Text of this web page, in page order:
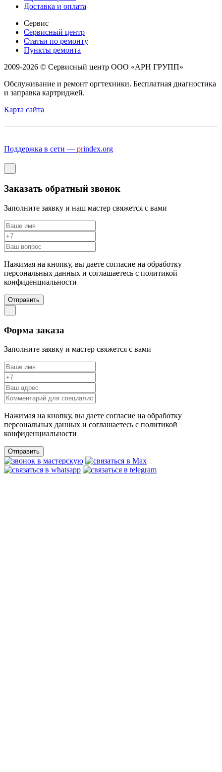
Доставка и оплата
Сервис
Сервисный центр
Статьи по ремонту
Пункты ремонта
2009-2026 © Сервисный центр ООО «АРН ГРУПП»
Обслуживание и ремонт оргтехники. Бесплатная диагностика
и заправка картриджей.
Карта сайта
Поддержка в сети — prindex.org
Заказать обратный звонок
Заполните заявку и наш мастер свяжется с вами
Нажимая на кнопку, вы даете согласие на обработку
персональных данных и соглашаетесь c политикой
конфиденциальности
Отправить
Форма заказа
Заполните заявку и мастер свяжется с вами
Нажимая на кнопку, вы даете согласие на обработку
персональных данных и соглашаетесь c политикой
конфиденциальности
Отправить